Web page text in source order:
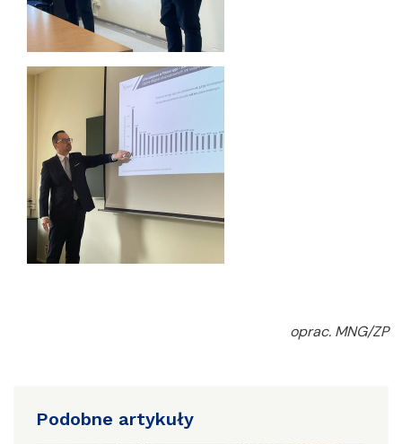
oprac. MNG/ZP
Podobne artykuły